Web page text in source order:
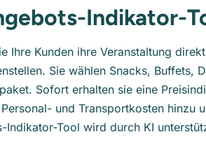
Indikator-
Ihre Kunden ihre Veranstaltung
Sie wählen Snacks, Buffets,
Sofort erhalten sie eine
und Transportkosten hinzu
Indikator-Tool wird durch KI